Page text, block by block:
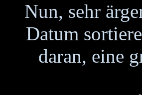
Nun, sehr
Datum
daran, eine